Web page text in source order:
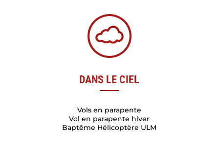
DANS LE CIEL
Vols en parapente
Vol en parapente hiver
Baptême Hélicoptère ULM